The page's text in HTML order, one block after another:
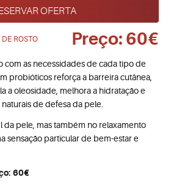
OFERTA
ROSTO Preço: 60€
com as necessidades de cada tipo de
probióticos reforça a barreira cutânea,
a oleosidade, melhora a hidratação e
de defesa da pele.
da pele, mas também no relaxamento
sensação particular de bem-estar e
60€